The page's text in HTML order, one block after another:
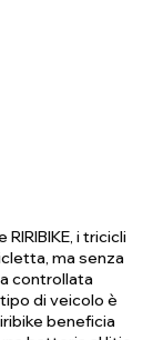
i tricicli
ma senza
controllata
di veicolo è
beneficia